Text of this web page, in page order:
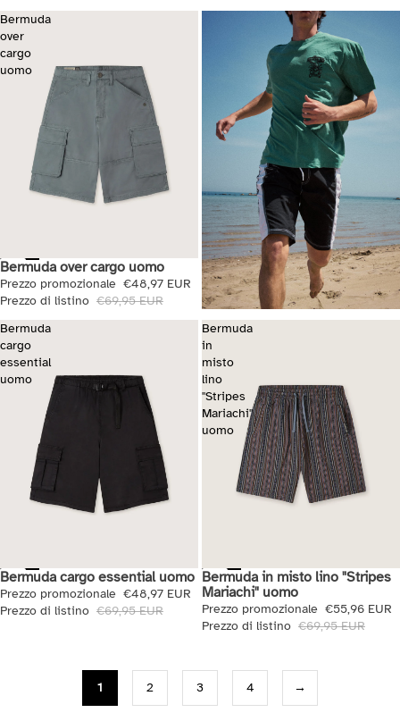
Bermuda
over
cargo
uomo
Saldi
Bermuda over cargo uomo
Prezzo promozionale €48,97 EUR
Prezzo di listino €69,95 EUR
Bermuda
cargo
essential
uomo
Saldi
Bermuda cargo essential uomo
Prezzo promozionale €48,97 EUR
Prezzo di listino €69,95 EUR
Bermuda
in
misto
lino
"Stripes
Mariachi"
uomo
Saldi
Bermuda in misto lino "Stripes
Mariachi" uomo
Prezzo promozionale €55,96 EUR
Prezzo di listino €69,95 EUR
1 2 3 4 →